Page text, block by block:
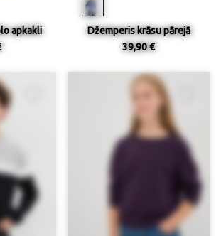
apkakli
Džemperis krāsu pārejā
39,90 €